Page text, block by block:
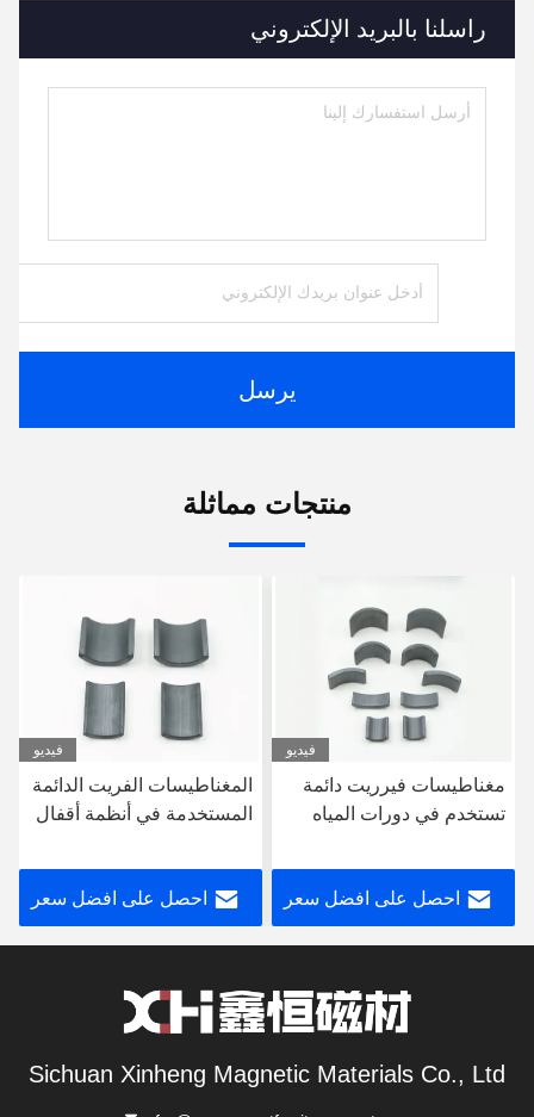
راسلنا بالبريد الإلكتروني
يرسل
منتجات مماثلة
فيديو
مغناطيسات فيرريت دائمة
تستخدم في دورات المياه
المنزلية مغناطيسات فيرريت
احصل على افضل سعر
فيديو
المغناطيسات الفريت الدائمة
المستخدمة في أنظمة أقفال
المنزلية، مغناطيسات
الفريتاحصل على افضل سعر
Sichuan Xinheng Magnetic Materials Co., Ltd